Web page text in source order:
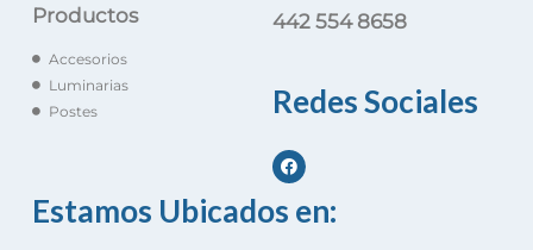
Productos
Accesorios
Luminarias
Postes
442 554 8658
Redes Sociales
Estamos Ubicados en: